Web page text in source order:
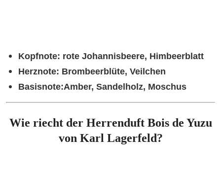
Kopfnote: rote Johannisbeere, Himbeerblatt
Herznote: Brombeerblüte, Veilchen
Basisnote:Amber, Sandelholz, Moschus
Wie riecht der Herrenduft Bois de Yuzu
von Karl Lagerfeld?